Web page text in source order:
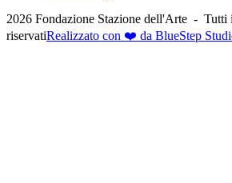
2026 Fondazione Stazione dell'Arte - Tutti
riservatiRealizzato con ❤️ da BlueStep